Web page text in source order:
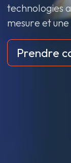
technologies
mesure et
Prendre